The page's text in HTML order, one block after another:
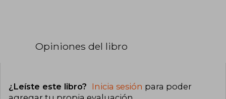
Opiniones del libro
¿Leíste este libro? Inicia sesión para poder